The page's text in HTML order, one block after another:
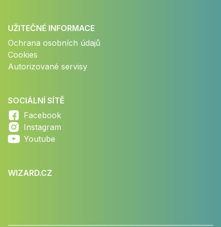
UŽITEČNÉ INFORMACE
Ochrana osobních údajů
Cookies
Autorizované servisy
SOCIÁLNÍ SÍTĚ
Facebook
Instagram
Youtube
WIZARD.CZ